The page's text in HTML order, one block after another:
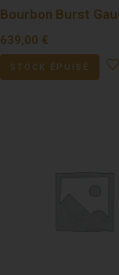
Bourbon Burst
639,00 €
STOCK ÉPUISÉ